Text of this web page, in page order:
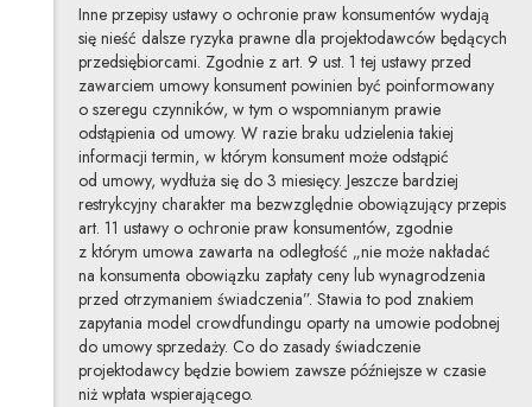
Inne przepisy ustawy o ochronie praw konsumentów wydają
się nieść dalsze ryzyka prawne dla projektodawców będących
przedsiębiorcami. Zgodnie z art. 9 ust. 1 tej ustawy przed
zawarciem umowy konsument powinien być poinformowany
o szeregu czynników, w tym o wspomnianym prawie
odstąpienia od umowy. W razie braku udzielenia takiej
informacji termin, w którym konsument może odstąpić
od umowy, wydłuża się do 3 miesięcy. Jeszcze bardziej
restrykcyjny charakter ma bezwzględnie obowiązujący przepis
art. 11 ustawy o ochronie praw konsumentów, zgodnie
z którym umowa zawarta na odległość „nie może nakładać
na konsumenta obowiązku zapłaty ceny lub wynagrodzenia
przed otrzymaniem świadczenia”. Stawia to pod znakiem
zapytania model crowdfundingu oparty na umowie podobnej
do umowy sprzedaży. Co do zasady świadczenie
projektodawcy będzie bowiem zawsze późniejsze w czasie
niż wpłata wspierającego.